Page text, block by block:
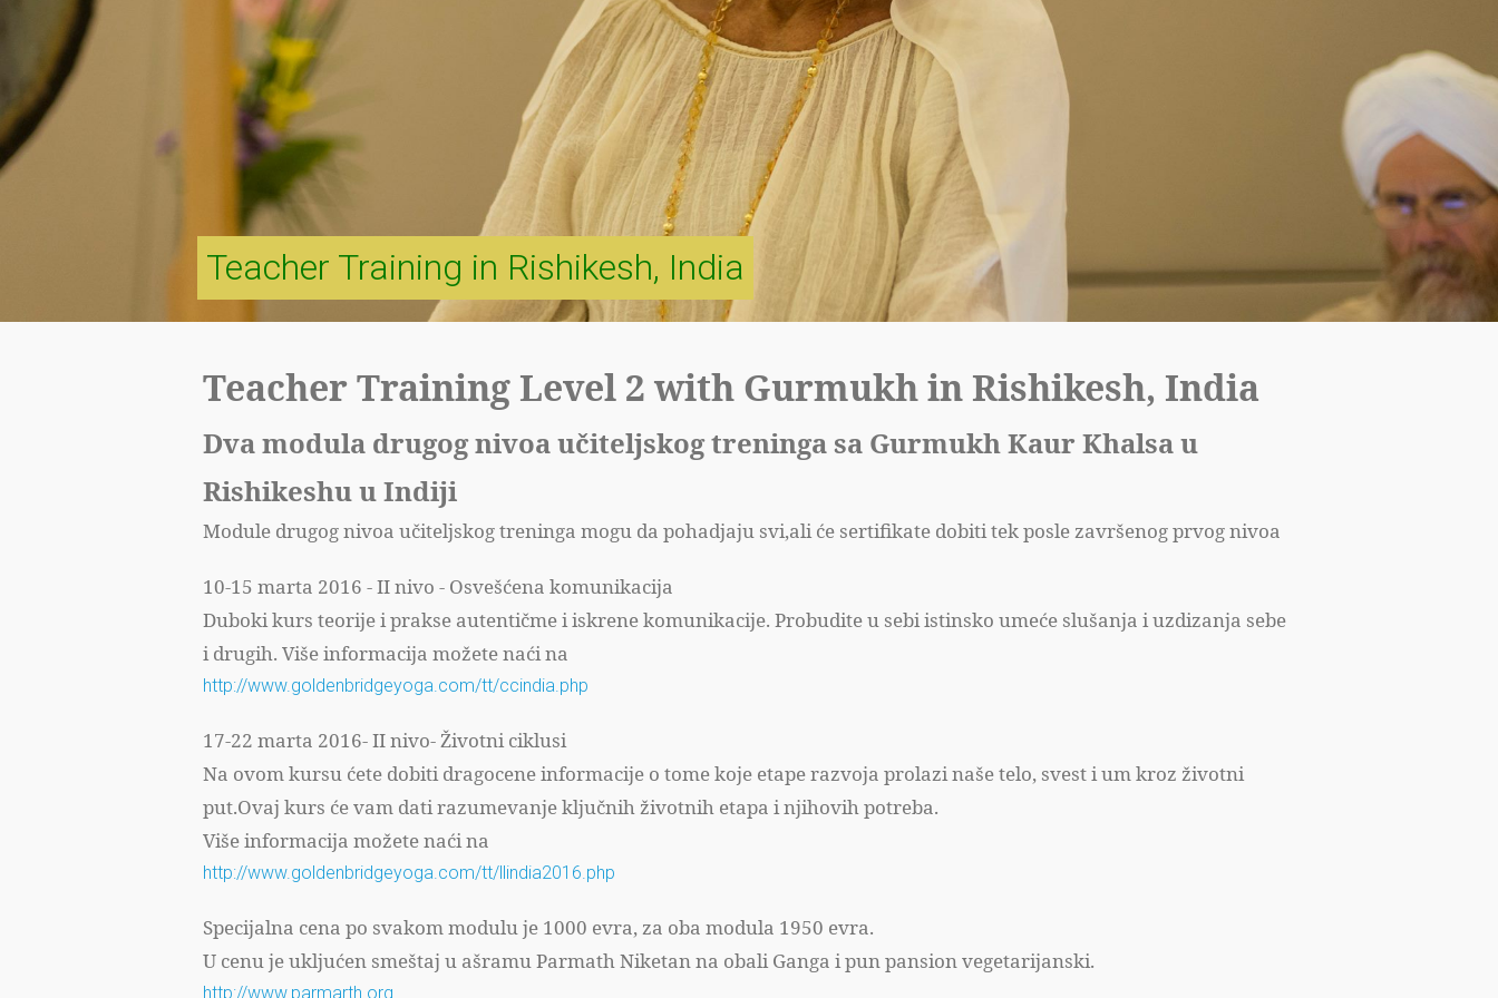
Teacher Training in Rishikesh, India
Teacher Training Level 2 with Gurmukh in Rishikesh, India
Dva modula drugog nivoa učiteljskog treninga sa Gurmukh Kaur Khalsa u
Rishikeshu u Indiji
Module drugog nivoa učiteljskog treninga mogu da pohadjaju svi,ali će sertifikate dobiti tek posle završenog prvog nivoa
10-15 marta 2016 - II nivo - Osvešćena komunikacija
Duboki kurs teorije i prakse autentičme i iskrene komunikacije. Probudite u sebi istinsko umeće slušanja i uzdizanja sebe
i drugih. Više informacija možete naći na
http://www.goldenbridgeyoga.com/tt/ccindia.php
17-22 marta 2016- II nivo- Životni ciklusi
Na ovom kursu ćete dobiti dragocene informacije o tome koje etape razvoja prolazi naše telo, svest i um kroz životni
put.Ovaj kurs će vam dati razumevanje ključnih životnih etapa i njihovih potreba.
Više informacija možete naći na
http://www.goldenbridgeyoga.com/tt/llindia2016.php
Specijalna cena po svakom modulu je 1000 evra, za oba modula 1950 evra.
U cenu je ukljućen smeštaj u ašramu Parmath Niketan na obali Ganga i pun pansion vegetarijanski.
http://www.parmarth.org